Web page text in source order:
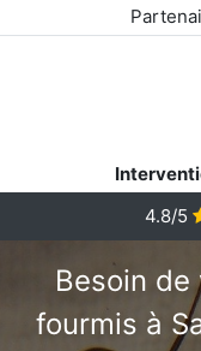
4.8/5
Besoin
fourmis à